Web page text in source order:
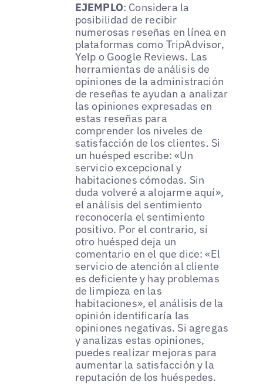
EJEMPLO: Considera la
posibilidad de recibir
numerosas reseñas en línea en
plataformas como TripAdvisor,
Yelp o Google Reviews. Las
herramientas de análisis de
opiniones de la administración
de reseñas te ayudan a analizar
las opiniones expresadas en
estas reseñas para
comprender los niveles de
satisfacción de los clientes. Si
un huésped escribe: «Un
servicio excepcional y
habitaciones cómodas. Sin
duda volveré a alojarme aquí»,
el análisis del sentimiento
reconocería el sentimiento
positivo. Por el contrario, si
otro huésped deja un
comentario en el que dice: «El
servicio de atención al cliente
es deficiente y hay problemas
de limpieza en las
habitaciones», el análisis de la
opinión identificaría las
opiniones negativas. Si agregas
y analizas estas opiniones,
puedes realizar mejoras para
aumentar la satisfacción y la
reputación de los huéspedes.